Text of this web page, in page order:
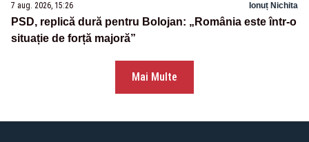
7 aug. 2026, 15:26 Ionuț Nichita
PSD, replică dură pentru Bolojan: „România este într-o
situație de forță majoră”
Mai Multe